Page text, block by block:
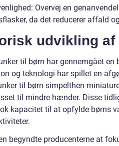
Overvej en
da det reducerer affald
udvikling
til børn har gennemgået
og teknologi har spillet en
til børn simpelthen
til mindre hænder. Disse
kapacitet til at opfylde børns
begyndte producenterne at